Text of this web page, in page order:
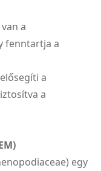
a
fenntartja a
a
a
egy